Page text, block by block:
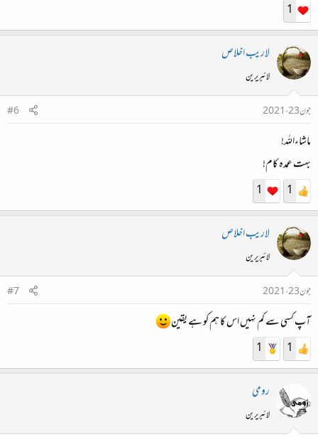
1
لاريب اخلاص
لائبریرین
جون 23، 2021
#6
ماشاءاللہ!
بہت عمدہ کام!
1
1
لاريب اخلاص
لائبریرین
جون 23، 2021
#7
آپ کسی سے کم نہیں اس کا ہم کو ہے یقین
1
1
رومی
لائبریرین